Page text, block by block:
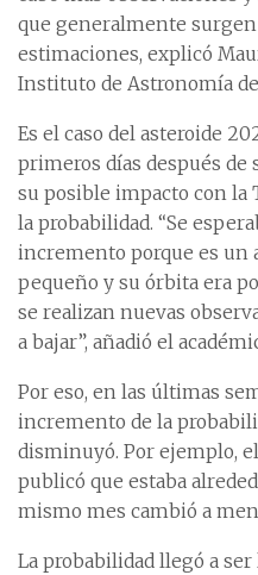
que generalmente
estimaciones, explicó
Instituto de Astronomía
Es el caso del asteroide
primeros días después de
su posible impacto con la
la probabilidad. “Se
incremento porque es un
pequeño y su órbita era
se realizan nuevas
a bajar”, añadió el
Por eso, en las últimas
incremento de la
disminuyó. Por ejemplo,
publicó que estaba
mismo mes cambió a
La probabilidad llegó a